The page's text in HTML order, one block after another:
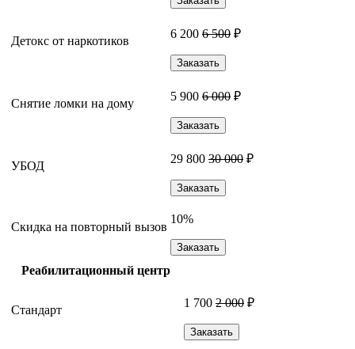
Детокс от наркотиков
6 200 6 500 ₽
Заказать
Снятие ломки на дому
5 900 6 000 ₽
Заказать
УБОД
29 800 30 000 ₽
Заказать
Скидка на повторный вызов
10%
Заказать
Реабилитационный центр
Стандарт
1 700 2 000 ₽
Заказать